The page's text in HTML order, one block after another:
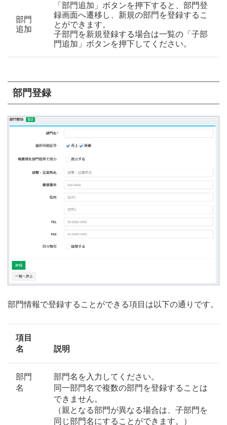
部門
追加
「部門追加」ボタンを押下すると、部門登
録画面へ遷移し、新規の部門を登録するこ
とができます。
子部門を新規登録する場合は一覧の「子部
門追加」ボタンを押下してください。
部門登録
部門情報で登録することができる項目は以下の通りです。
項目
名
説明
部門
名
部門名を入力してください。
同一部門名で複数の部門を登録することは
できません。
（親となる部門が異なる場合は、子部門を
同じ部門名にすることができます。）